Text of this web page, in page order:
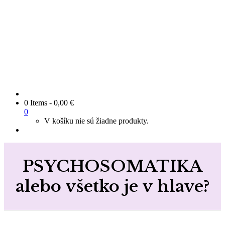
0 Items - 0,00 €
0
V košíku nie sú žiadne produkty.
PSYCHOSOMATIKA
alebo všetko je v hlave?